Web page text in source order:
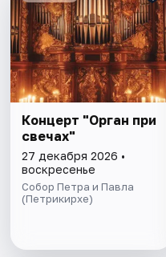
Концерт "Орган при
свечах"
27 декабря 2026 •
воскресенье
Собор Петра и Павла
(Петрикирхе)